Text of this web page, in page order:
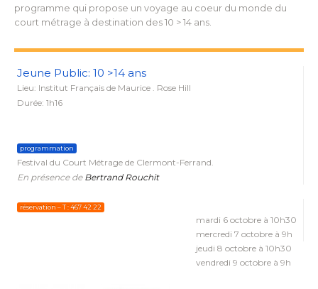
programme qui propose un voyage au coeur du monde du
court métrage à destination des 10 > 14 ans.
Jeune Public: 10 >14 ans
Lieu: I​nstitut Français de Maurice​ . Rose Hill
Durée: 1h16
programmation
Festival du Court Métrage de Clermont-Ferrand.
En présence de Bertrand Rouchit
réservation – T : 467 42 22
mardi 6 octobre à 10h30
mercredi 7​ octobre à 9h
jeudi 8 octobre à 10h30
vendredi 9 octobre à 9h